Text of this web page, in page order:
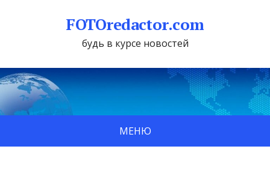
FOTOredactor.com
будь в курсе новостей
МЕНЮ